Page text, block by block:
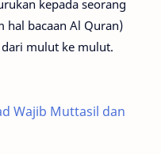
kepada seorang
hal bacaan Al Quran)
mulut ke mulut.
Wajib Muttasil dan